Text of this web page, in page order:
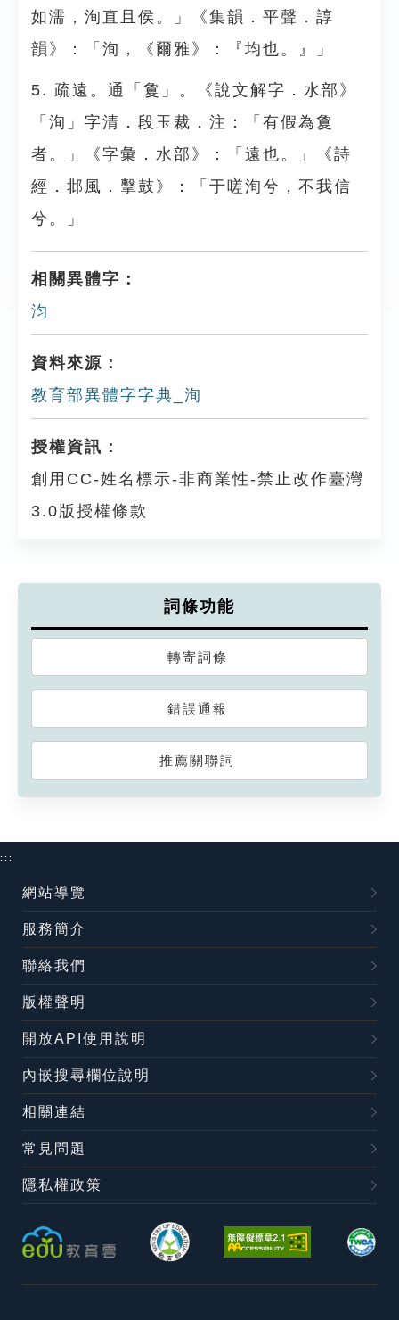
如濡，洵直且侯。」《集韻．平聲．諄
韻》：「洵，《爾雅》：『均也。』」
5. 疏遠。通「敻」。《說文解字．水部》
「洵」字清．段玉裁．注：「有假為敻
者。」《字彙．水部》：「遠也。」《詩
經．邶風．擊鼓》：「于嗟洵兮，不我信
兮。」
相關異體字：
汮
資料來源：
教育部異體字字典_洵
授權資訊：
創用CC-姓名標示-非商業性-禁止改作臺灣
3.0版授權條款
詞條功能
轉寄詞條
錯誤通報
推薦關聯詞
:::
網站導覽
服務簡介
聯絡我們
版權聲明
開放API使用說明
內嵌搜尋欄位說明
相關連結
常見問題
隱私權政策